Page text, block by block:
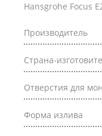
Hansgrohe Focus
Производитель
Страна-
Отверстия для
Форма излива